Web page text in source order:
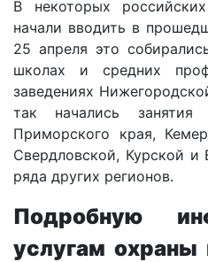
В некоторых
начали вводить в
25 апреля это
школах и средних
заведениях
так начались
Приморского края,
Свердловской, Курской и
ряда других регионов.
Подробную
услугам охраны